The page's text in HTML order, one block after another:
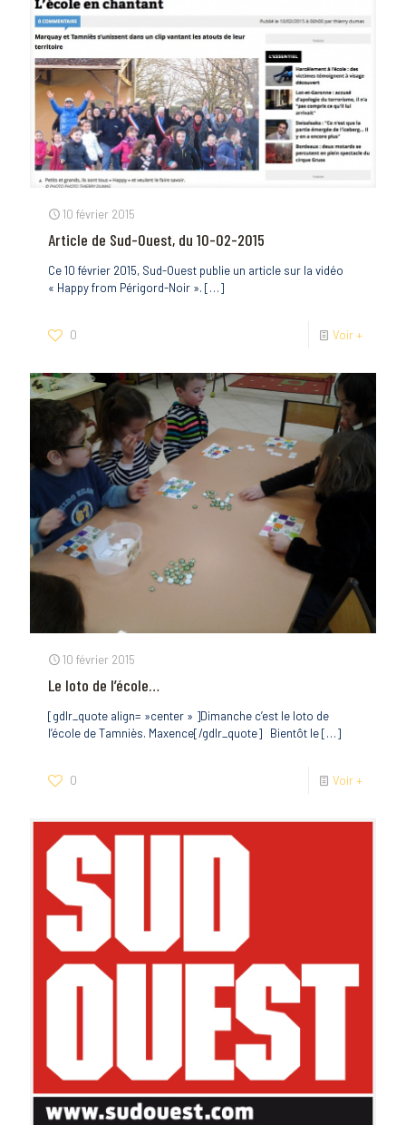
10 février 2015
Article de Sud-Ouest, du 10-02-2015
Ce 10 février 2015, Sud-Ouest publie un article sur la vidéo
« Happy from Périgord-Noir ». […]
0 Voir +
10 février 2015
Le loto de l’école…
[gdlr_quote align= »center » ]Dimanche c’est le loto de
l’école de Tamniès. Maxence[/gdlr_quote] Bientôt le[…]
0 Voir +